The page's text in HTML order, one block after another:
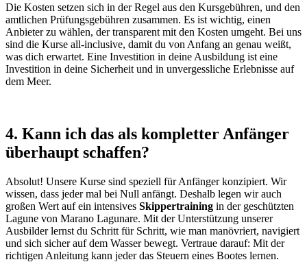
Die Kosten setzen sich in der Regel aus den Kursgebühren, und den
amtlichen Prüfungsgebühren zusammen. Es ist wichtig, einen
Anbieter zu wählen, der transparent mit den Kosten umgeht. Bei uns
sind die Kurse all-inclusive, damit du von Anfang an genau weißt,
was dich erwartet. Eine Investition in deine Ausbildung ist eine
Investition in deine Sicherheit und in unvergessliche Erlebnisse auf
dem Meer.
4. Kann ich das als kompletter Anfänger
überhaupt schaffen?
Absolut! Unsere Kurse sind speziell für Anfänger konzipiert. Wir
wissen, dass jeder mal bei Null anfängt. Deshalb legen wir auch
großen Wert auf ein intensives Skippertraining in der geschützten
Lagune von Marano Lagunare. Mit der Unterstützung unserer
Ausbilder lernst du Schritt für Schritt, wie man manövriert, navigiert
und sich sicher auf dem Wasser bewegt. Vertraue darauf: Mit der
richtigen Anleitung kann jeder das Steuern eines Bootes lernen.